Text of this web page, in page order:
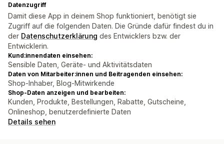
Datenzugriff
Damit diese App in deinem Shop funktioniert, benötigt sie
Zugriff auf die folgenden Daten. Die Gründe dafür findest du in
der Datenschutzerklärung des Entwicklers bzw. der
Entwicklerin.
Kund:innendaten einsehen:
Sensible Daten, Geräte- und Aktivitätsdaten
Daten von Mitarbeiter:innen und Beitragenden einsehen:
Shop-Inhaber, Blog-Mitwirkende
Shop-Daten anzeigen und bearbeiten:
Kunden, Produkte, Bestellungen, Rabatte, Gutscheine,
Onlineshop, benutzerdefinierte Daten
Details sehen